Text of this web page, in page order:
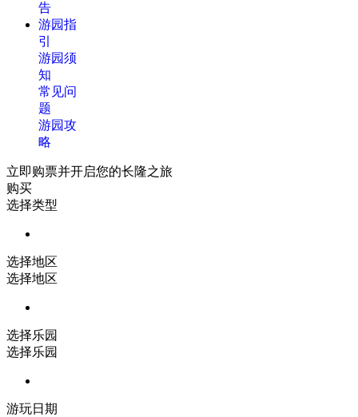
告
游园指
引
游园须
知
常见问
题
游园攻
略
立即购票并开启您的长隆之旅
购买
选择类型
选择地区
选择地区
选择乐园
选择乐园
游玩日期